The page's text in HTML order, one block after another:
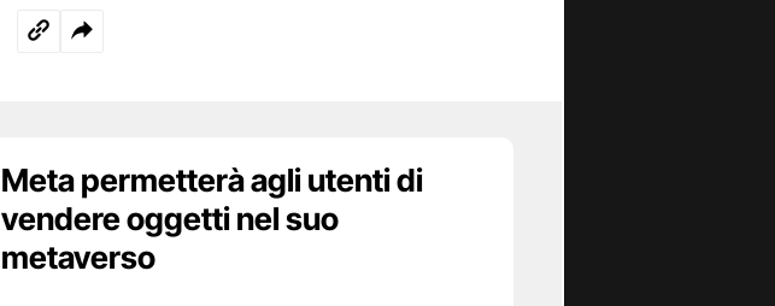
Meta permetterà agli utenti di
vendere oggetti nel suo
metaverso